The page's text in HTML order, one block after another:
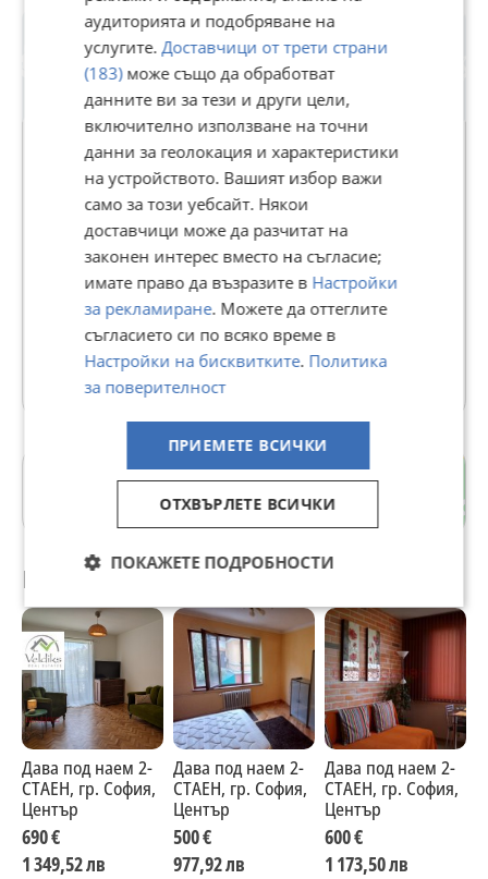
БЪЛГАРИЯ СОТБИС
ИНТЕРНЕШЪНЪЛ РИЪЛТИ
В Bazar.BG от 11 септември 2013г.
Последно активен вчера в 15:41 ч.
481 Обяви
Още оферти на https://bulgariasir.imot.bg
Център
Препоръчани за теб
Дава под наем 2-
СТАЕН, гр. София,
Център
690 €
1 349,52 лв
Дава под наем 2-
СТАЕН, гр. София,
Център
500 €
977,92 лв
Дава под наем 2-
СТАЕН, гр. София,
Център
600 €
1 173,50 лв
аудиторията и подобряване на
услугите.Доставчици от трети страни
(183)може също да обработват
данните ви за тези и други цели,
включително използване на точни
данни за геолокация и характеристики
на устройството. Вашият избор важи
само за този уебсайт. Някои
доставчици може да разчитат на
законен интерес вместо на съгласие;
имате право да възразите в Настройки
за рекламиране. Можете да оттеглите
съгласието си по всяко време в
Настройки на бисквитките. Политика
за поверителност
ПРИЕМЕТЕ ВСИЧКИ
ОТХВЪРЛЕТЕ ВСИЧКИ
ПОКАЖЕТЕ ПОДРОБНОСТИ